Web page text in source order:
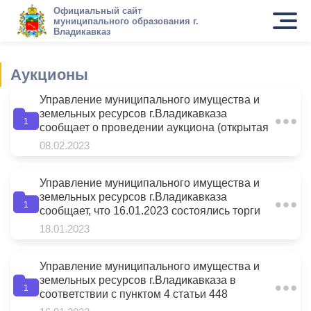
Официальный сайт
муниципального образования г.
Владикавказ
Аукционы
1
Управление муниципального имущества и
земельных ресурсов г.Владикавказа
сообщает о проведении аукциона (открытая
форма подачи предложений о цене) по
(распоряжение АМС г.Владикавказа от
15.12.2022 №380, приказ УМИЗР
г.Владикавказа от 06.02.2023 №17)
08.02.2023
1
Управление муниципального имущества и
земельных ресурсов г.Владикавказа
сообщает, что 16.01.2023 состоялись торги
(открытый аукцион в электронной форме) по
18.01.2023
1
Управление муниципального имущества и
земельных ресурсов г.Владикавказа в
соответствии с пунктом 4 статьи 448
Гражданского кодекса Российской